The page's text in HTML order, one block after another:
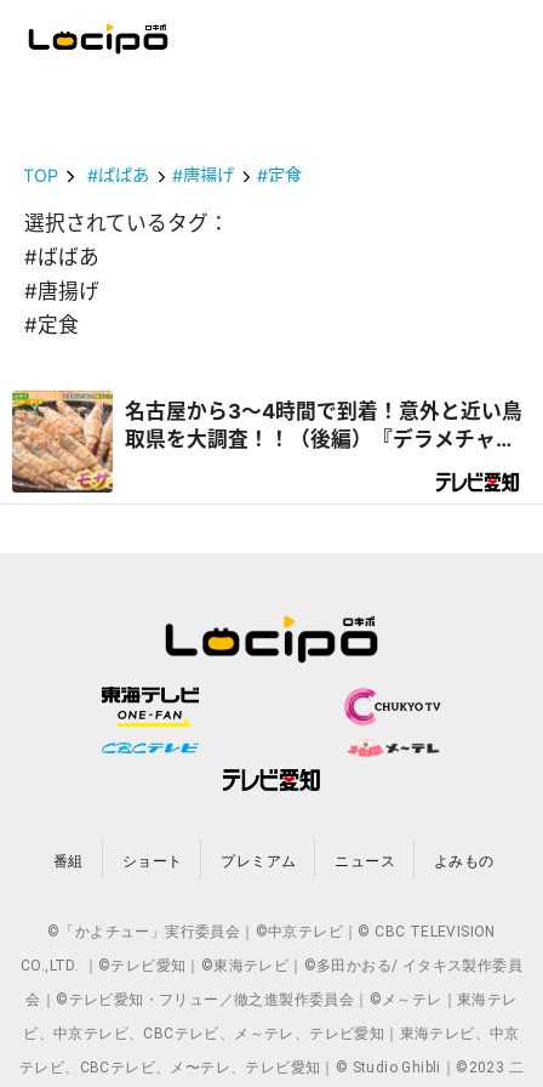
TOP #ばばあ #唐揚げ #定食
選択されているタグ：
#ばばあ
#唐揚げ
#定食
名古屋から3～4時間で到着！意外と近い鳥
取県を大調査！！（後編）『デラメチャ気
番組 ショート プレミアム ニュース よみもの
©「かよチュー」実行委員会｜©中京テレビ｜© CBC TELEVISION
CO.,LTD. ｜©テレビ愛知｜©東海テレビ｜©多田かおる/ イタキス製作委員
会｜©テレビ愛知・フリュー／徹之進製作委員会｜©メ～テレ｜東海テレ
ビ、中京テレビ、CBCテレビ、メ～テレ、テレビ愛知｜東海テレビ、中京
テレビ、CBCテレビ、メ〜テレ、テレビ愛知｜© Studio Ghibli｜©2023 二